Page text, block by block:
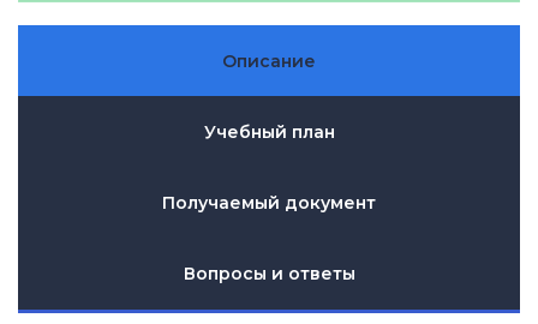
Описание
Учебный план
Получаемый документ
Вопросы и ответы